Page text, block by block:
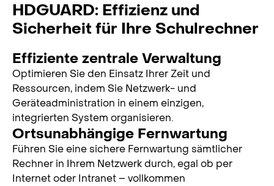
HDGUARD: Effizienz und
Sicherheit für Ihre Schulrechner
Effiziente zentrale Verwaltung
Optimieren Sie den Einsatz Ihrer Zeit und
Ressourcen, indem Sie Netzwerk- und
Geräteadministration in einem einzigen,
integrierten System organisieren.
Ortsunabhängige Fernwartung
Führen Sie eine sichere Fernwartung sämtlicher
Rechner in Ihrem Netzwerk durch, egal ob per
Internet oder Intranet – vollkommen